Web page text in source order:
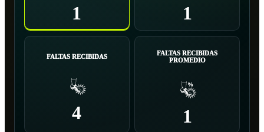
1 1
FALTAS RECIBIDAS
4
FALTAS RECIBIDAS
PROMEDIO
1